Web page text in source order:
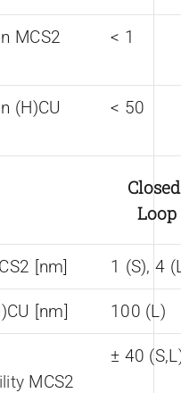
MCS2
< 1
(H)CU
< 50
Loop
[nm] 1 (S), 4
[nm] 100 (L)
MCS2
± 40